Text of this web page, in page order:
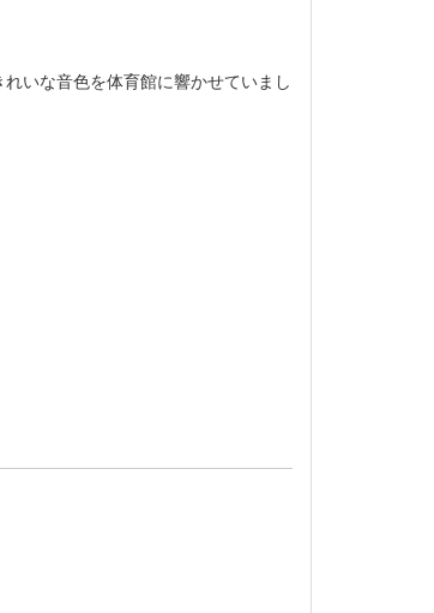
いな音色を体育館に響かせていまし